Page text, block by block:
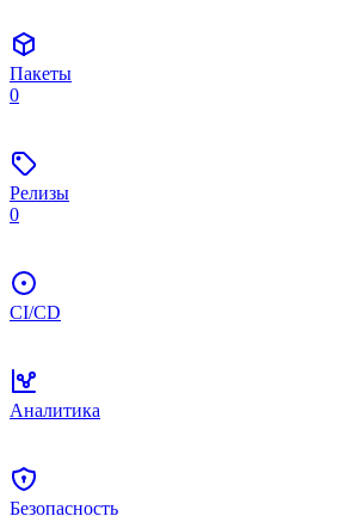
Пакеты
0
Релизы
0
CI/CD
Аналитика
Безопасность